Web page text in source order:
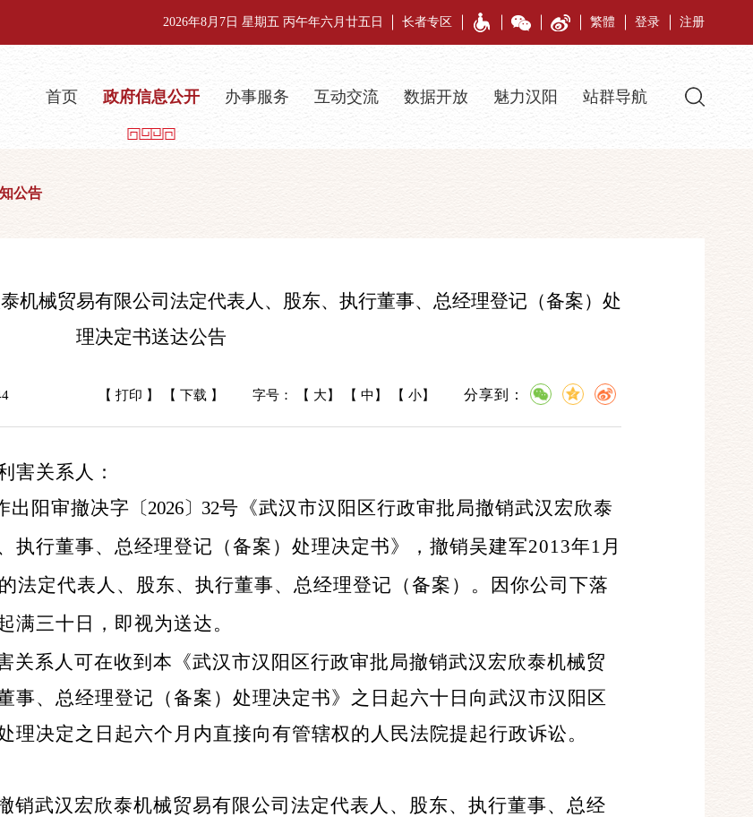
2026年8月7日 星期五 丙午年六月廿五日 长者专区 繁體 登录 注册
首页 政府信息公开 办事服务 互动交流 数据开放 魅力汉阳 站群导航
公告
机械贸易有限公司法定代表人、股东、执行董事、总经理登记（备案）处
理决定书送达公告
【 打印 】 【 下载 】 字号： 【 大】 【中 】 【小】 分享到：
害关系人：
出阳审撤决字 〔2026〕32号《武汉市汉阳区行政审批局撤销武汉宏欣泰
执行董事、总经理登记（备案）处理决定书》，撤销吴建军2013年1月
法定代表人、股东、执行董事、总经理登记（备案）。因你公司下落
满三十日，即视为送达。
关系人可在收到本《武汉市汉阳区行政审批局撤销武汉宏欣泰机械贸
事、总经理登记（备案）处理决定书》之日起六十日向武汉市汉阳区
理决定之日起六个月内直接向有管辖权的人民法院提起行政诉讼。
销武汉宏欣泰机械贸易有限公司法定代表人、股东、执行董事、总经